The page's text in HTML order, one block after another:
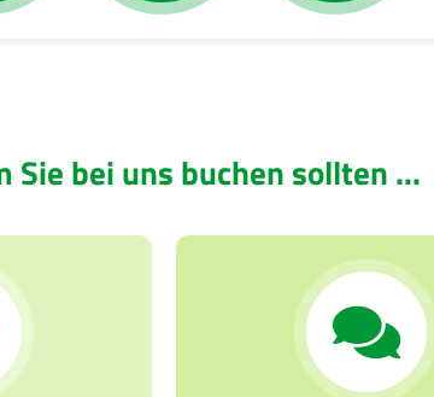
Sie bei uns buchen sollten ...